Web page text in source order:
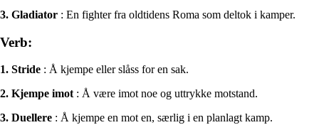
3. Gladiator : En fighter fra oldtidens Roma som deltok i kamper.
Verb:
1. Stride : Å kjempe eller slåss for en sak.
2. Kjempe imot : Å være imot noe og uttrykke motstand.
3. Duellere : Å kjempe en mot en, særlig i en planlagt kamp.